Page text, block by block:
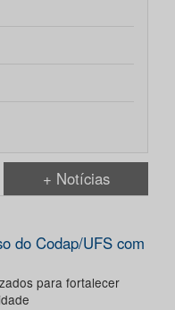
+ Notícias
do Codap/UFS com
para fortalecer